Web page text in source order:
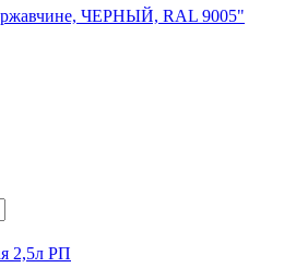
ржавчине, ЧЕРНЫЙ, RAL 9005"